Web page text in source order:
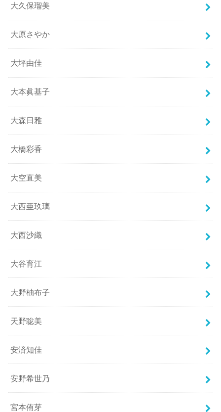
大久保瑠美
大原さやか
大坪由佳
大本眞基子
大森日雅
大橋彩香
大空直美
大西亜玖璃
大西沙織
大谷育江
大野柚布子
天野聡美
安済知佳
安野希世乃
宮本侑芽